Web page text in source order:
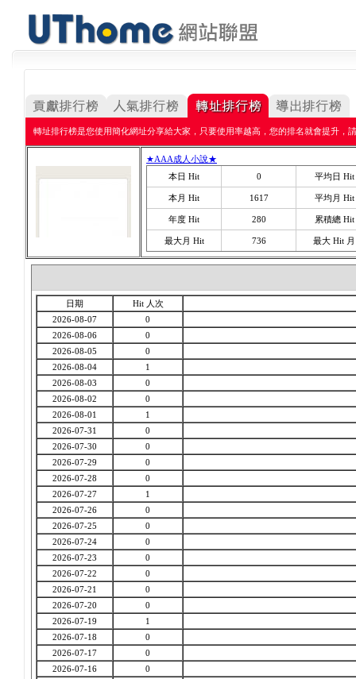
轉址排行榜是您使用簡化網址分享給大家，只要使用率越高，您的排名就會提升，
★AAA成人小說★
本日 Hit
0 平均日 Hit
本月 Hit 1617 平均月 Hit
年度 Hit 280 累積總 Hit
最大月 Hit 736 最大 Hit 月
日期
Hit 人次
2026-08-07
0
2026-08-06
0
2026-08-05
0
2026-08-04
1
2026-08-03
0
2026-08-02
0
2026-08-01
1
2026-07-31
0
2026-07-30
0
2026-07-29
0
2026-07-28
0
2026-07-27
1
2026-07-26
0
2026-07-25
0
2026-07-24
0
2026-07-23
0
2026-07-22
0
2026-07-21
0
2026-07-20
0
2026-07-19
1
2026-07-18
0
2026-07-17
0
2026-07-16
0